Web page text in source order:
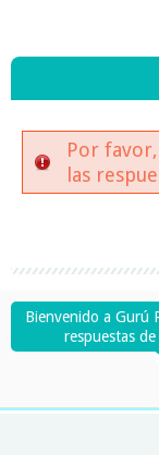
Por favor,
las
Bienvenido a Gurú
respuestas